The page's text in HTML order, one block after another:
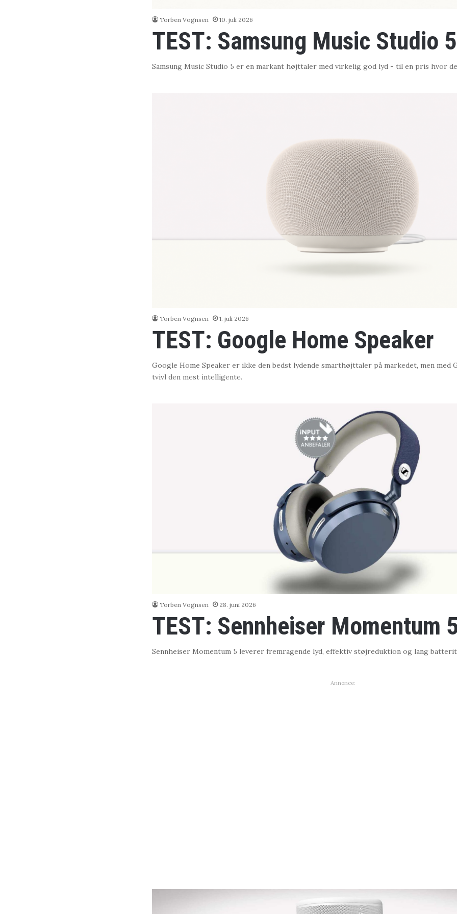
Torben Vognsen 10. juli 2026
TEST: Samsung Music Studio 5
Samsung Music Studio 5 er en markant højttaler med virkelig god lyd - til en pris hvor
Torben Vognsen 1. juli 2026
TEST: Google Home Speaker
Google Home Speaker er ikke den bedst lydende smarthøjttaler på markedet, men med
tvivl den mest intelligente.
Torben Vognsen 28. juni 2026
TEST: Sennheiser Momentum
Sennheiser Momentum 5 leverer fremragende lyd, effektiv støjreduktion og lang
Annonce: